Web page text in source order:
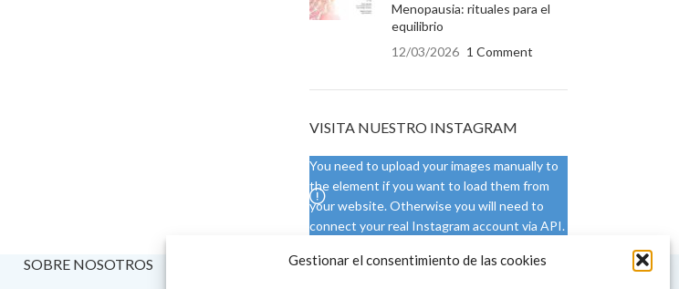
Gestionar el consentimiento de las cookies
Menopausia: rituales para el
equilibrio
12/03/2026 1 Comment
VISITA NUESTRO INSTAGRAM
You need to upload your images manually to
the element if you want to load them from
your website. Otherwise you will need to
connect your real Instagram account via API.
SOBRE NOSOTROS VISÍTA NUESTRA SEDE CONDICIONES DE USO